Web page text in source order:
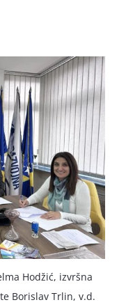
Hodžić, izvršna
Borislav Trlin, v.d.